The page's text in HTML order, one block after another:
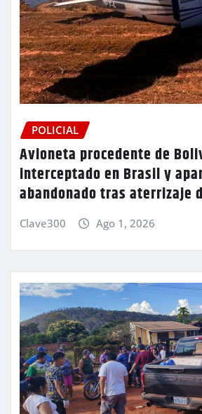
POLICIAL
Avioneta procedente de
interceptado en Brasil y
abandonado tras aterrizaje
Clave300 Ago 1, 2026